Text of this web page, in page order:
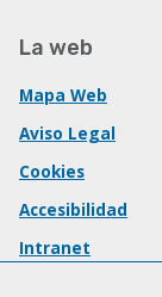
La web
Mapa Web
Aviso Legal
Cookies
Accesibilidad
Intranet